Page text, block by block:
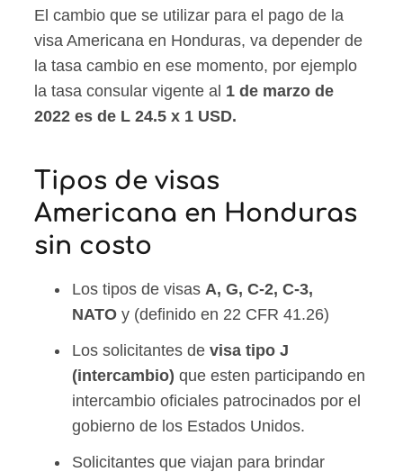
El cambio que se utilizar para el pago de la
visa Americana en Honduras, va depender de
la tasa cambio en ese momento, por ejemplo
la tasa consular vigente al 1 de marzo de
2022 es de L 24.5 x 1 USD.
Tipos de visas
Americana en Honduras
sin costo
Los tipos de visas A, G, C-2, C-3,
NATO y (definido en 22 CFR 41.26)
Los solicitantes devisa tipo J
(intercambio) que esten participando en
intercambio oficiales patrocinados por el
gobierno de los Estados Unidos.
Solicitantes que viajan para brindar